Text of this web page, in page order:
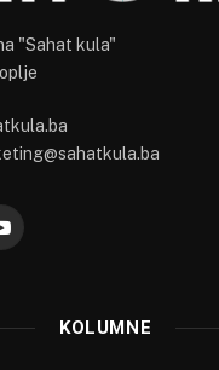
"Sahat kula"
YouTube
KOLUMNE